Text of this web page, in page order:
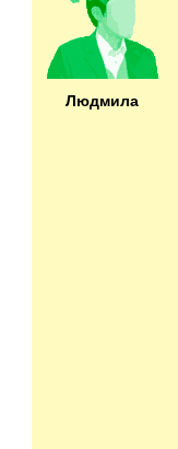
Людмила